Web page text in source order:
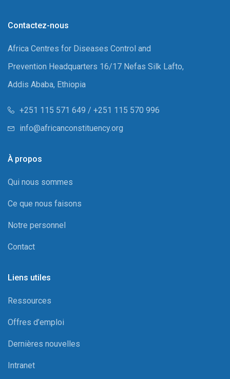
Contactez-nous
Africa Centres for Diseases Control and
Prevention Headquarters 16/17 Nefas Silk Lafto,
Addis Ababa, Ethiopia
+251 115 571 649 / +251 115 570 996
info@africanconstituency.org
À propos
Qui nous sommes
Ce que nous faisons
Notre personnel
Contact
Liens utiles
Ressources
Offres d’emploi
Dernières nouvelles
Intranet